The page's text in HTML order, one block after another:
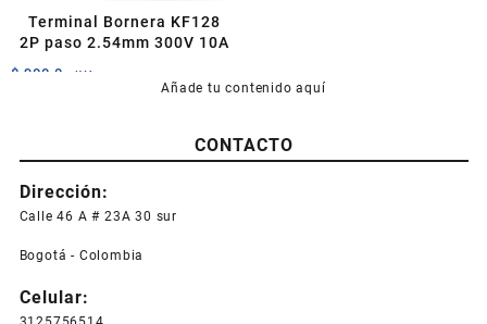
Terminal Bornera KF128
2P paso 2.54mm 300V 10A
$ 900,0 +IVA
Añade tu contenido aquí
CONTACTO
Dirección:
Calle 46 A # 23A 30 sur
Bogotá - Colombia
Celular: